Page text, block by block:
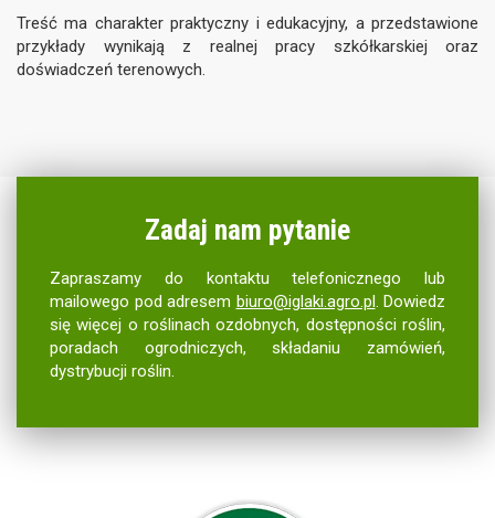
Treść ma charakter praktyczny i edukacyjny, a przedstawione
przykłady wynikają z realnej pracy szkółkarskiej oraz
doświadczeń terenowych.
Zadaj nam pytanie
Zapraszamy do kontaktu telefonicznego lub
mailowego pod adresem biuro@iglaki.agro.pl. Dowiedz
się więcej o roślinach ozdobnych, dostępności roślin,
poradach ogrodniczych, składaniu zamówień,
dystrybucji roślin.